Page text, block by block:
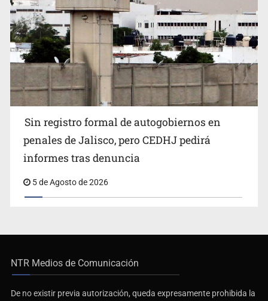
Sin registro formal de autogobiernos en
penales de Jalisco, pero CEDHJ pedirá
informes tras denuncia
5 de Agosto de 2026
NTR Medios de Comunicación
De no existir previa autorización, queda expresamente prohibida la